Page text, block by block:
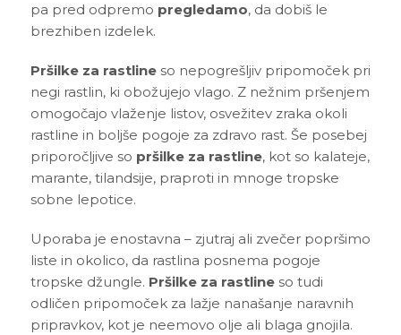
pa pred odpremo pregledamo, da dobiš le
brezhiben izdelek.
Pršilke za rastlineso nepogrešljiv pripomoček pri
negi rastlin, ki obožujejo vlago. Z nežnim pršenjem
omogočajo vlaženje listov, osvežitev zraka okoli
rastline in boljše pogoje za zdravo rast. Še posebej
priporočljive so pršilke za rastline, kot so kalateje,
marante, tilandsije, praproti in mnoge tropske
sobne lepotice.
Uporaba je enostavna – zjutraj ali zvečer popršimo
liste in okolico, da rastlina posnema pogoje
tropske džungle. Pršilke za rastlineso tudi
odličen pripomoček za lažje nanašanje naravnih
pripravkov, kot je neemovo olje ali blaga gnojila.